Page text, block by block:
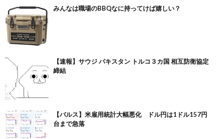
みんなは職場のBBQなに持ってけば嬉しい？
【速報】サウジ パキスタン トルコ３カ国 相互防衛協定
締結
【バルス】米雇用統計大幅悪化 ドル円は1ドル157円
台まで急落